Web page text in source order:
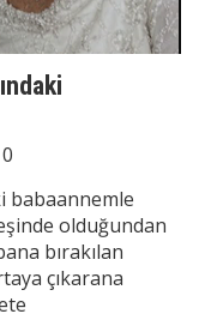
0
babaannemle
olduğundan
bırakılan
çıkarana